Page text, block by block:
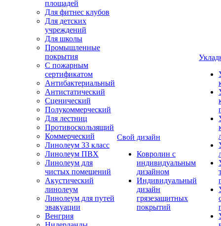
площадей
Для фитнес клубов
Для детских
учреждений
Для школы
Промышленные
покрытия
С пожарным
сертификатом
Антибактериальный
Антистатический
Сценический
Полукоммерческий
Для лестниц
Противоскользящий
Коммерческий
Линолеум 33 класс
Линолеум ПВХ
Линолеум для
чистых помещений
Акустический
линолеум
Линолеум для путей
эвакуации
Венгрия
Свой дизайн
Ковролин с
индивидуальным
дизайном
Индивидуальный
дизайн
грязезащитных
покрытий